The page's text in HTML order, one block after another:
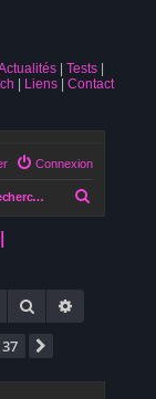
Tests
Liens Contact
Connexion
Achat ou recherche de matériel
h
Rechercher
37